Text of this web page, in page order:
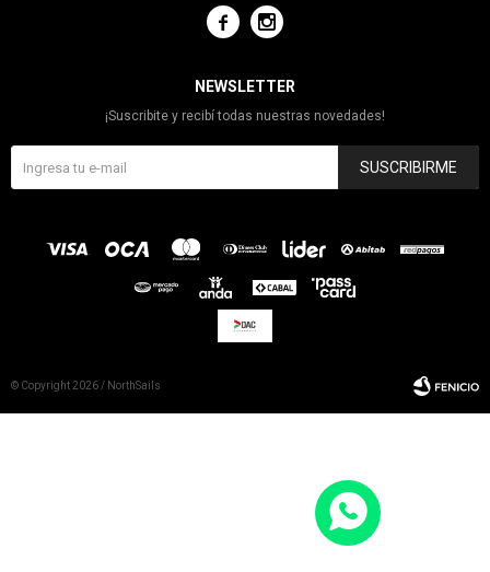
 
NEWSLETTER
¡Suscribite y recibí todas nuestras novedades!
SUSCRIBIRME
© Copyright 2026 / NorthSails